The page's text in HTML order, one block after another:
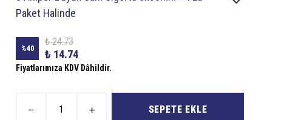
Paket Halinde
%40
₺ 24.73
₺ 14.74
Fiyatlarımıza KDV Dâhildir.
SEPETE EKLE